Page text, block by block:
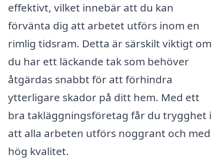
effektivt, vilket innebär att du kan
förvänta dig att arbetet utförs inom en
rimlig tidsram. Detta är särskilt viktigt om
du har ett läckande tak som behöver
åtgärdas snabbt för att förhindra
ytterligare skador på ditt hem. Med ett
bra takläggningsföretag får du trygghet i
att alla arbeten utförs noggrant och med
hög kvalitet.